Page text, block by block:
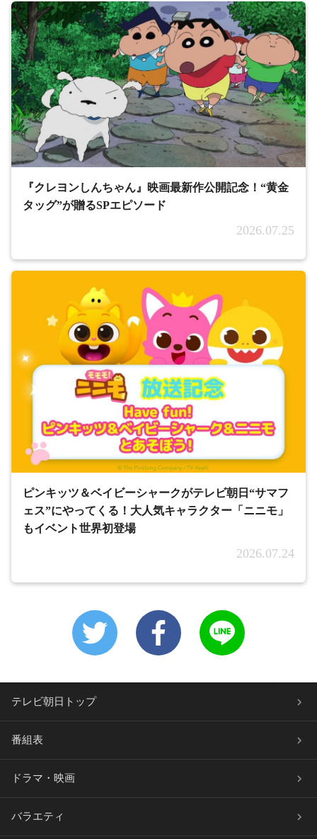
『クレヨンしんちゃん』映画最新作公開記念！“黄金
タッグ”が贈るSPエピソード
2026.07.25
ピンキッツ＆ベイビーシャークがテレビ朝日“サマフ
ェス”にやってくる！大人気キャラクター「ニニモ」
もイベント世界初登場
2026.07.24
テレビ朝日トップ
番組表
ドラマ・映画
バラエティ